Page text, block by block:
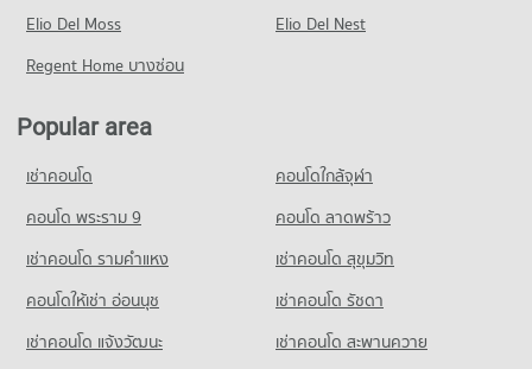
Elio Del Moss
Elio Del Nest
Regent Home บางซ่อน
Popular area
เช่าคอนโด
คอนโดใกล้จุฬา
คอนโด พระราม 9
คอนโด ลาดพร้าว
เช่าคอนโด รามคําแหง
เช่าคอนโด สุขุมวิท
คอนโดให้เช่า อ่อนนุช
เช่าคอนโด รัชดา
เช่าคอนโด แจ้งวัฒนะ
เช่าคอนโด สะพานควาย